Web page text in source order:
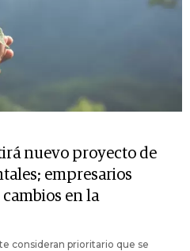
nuevo proyecto de
empresarios
en la
consideran prioritario que se